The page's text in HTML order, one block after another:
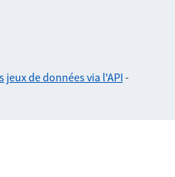
jeux de données via l'API -